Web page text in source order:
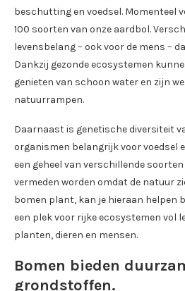
beschutting en voedsel. Momenteel
100 soorten van onze aardbol.
levensbelang – ook voor de mens –
Dankzij gezonde ecosystemen
genieten van schoon water en zijn
natuurrampen.
Daarnaast is genetische diversiteit
organismen belangrijk voor voedsel
een geheel van verschillende
vermeden worden omdat de natuur
bomen plant, kan je hieraan helpen
een plek voor rijke ecosystemen vol
planten, dieren en mensen.
Bomen bieden
grondstoffen.